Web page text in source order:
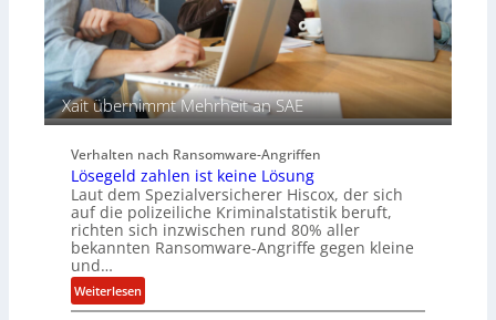
e
r
S
p
u
r
n
c
y
a
r
b
i
t
e
n
z
s
a
Xait übernimmt Mehrheit an SAE
Verhalten nach Ransomware-Angriffen
Lösegeld zahlen ist keine Lösung
Laut dem Spezialversicherer Hiscox, der sich
auf die polizeiliche Kriminalstatistik beruft,
richten sich inzwischen rund 80% aller
bekannten Ransomware-Angriffe gegen kleine
und…
Weiterlesen:
L